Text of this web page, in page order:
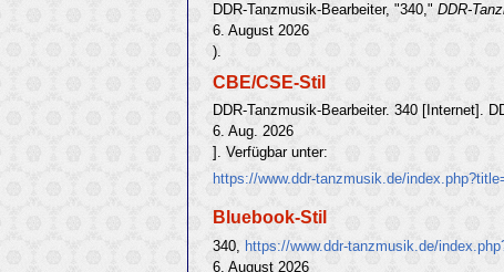
DDR-Tanzmusik-Bearbeiter, "340,"DDR-
6. August 2026
).
CBE/CSE-Stil
DDR-Tanzmusik-Bearbeiter. 340 [Internet].
6. Aug. 2026
]. Verfügbar unter:
https://www.ddr-tanzmusik.de/
Bluebook-Stil
340, https://www.ddr-tanzmusik.de/
6. August 2026